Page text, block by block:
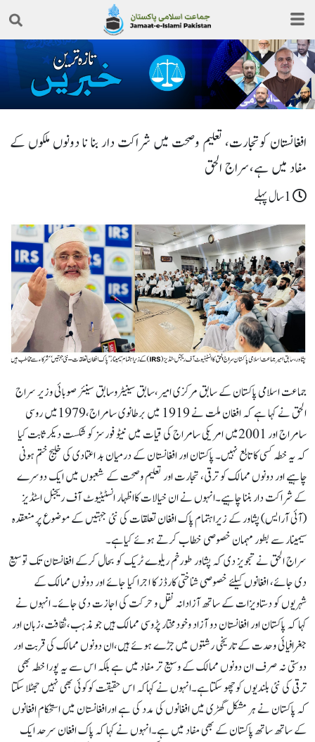
افغانستان کوتجارت، تعلیم وصحت میں شراکت دار بنا نا دونوں ملکوں کے
مفاد میں ہے،سراج الحق
جماعت اسلامی پاکستان کے سابق مرکزی امیر،سابق سینیٹروسابق سینئر صوبائی وزیر سراج
الحق نے کہا ہے کہ افغان ملت نے 1919 میں برطانوی سامراج،1979میں روسی
سامراج اور 2001میں امریکی سامراج کی قیات میں نیٹو فورسز کو شکست دیکر ثابت کیا
کہ یہ خطہ کسی کا تابع نہیں۔ پاکستان اور افغانستان کے درمیان بد اعتمادی کی خلیج ختم ہونی
چاہیے اور دونوں ممالک کو ترقی، تجارت اور تعلیم وصحت کے شعبوں میں ایک دوسرے
کے شراکت دار بننا چاہیے۔انہوں نے ان خیالات کااظہار انسٹیٹیوٹ آف ریجنل اسٹڈیز
(آئی آرایس) پشاور کے زیراہتمام پاک افغان تعلقات کی نئی جہتیں کے موضوع پر منعقدہ
سیمینار سے بطور مہمان خصوصی خطاب کرتے ہوئے کیاہے۔
سراج الحق نے تجویز دی کہ پشاور طورخم ریلوے ٹریک کو بحال کرکے افغانستان تک توسیع
دی جائے، افغانوں کیلئے خصوصی شناختی کارڈز کا اجرا کیا جائے اور دونوں ممالک کے
شہریوں کو دستاویزات کے ساتھ آزادانہ نقل و حرکت کی اجازت دی جائے۔ انہوں نے
کہا کہ پاکستان اور افغانستان دو آزاد وخودمختار پڑوسی ممالک ہیں جو مذہب،ثقافت،زبان اور
جغرافیائی وحدت کے تاریخی رشتوں میں جڑے ہوئے ہیں،ان دونوں ممالک کی قربت اور
دوستی نہ صرف ان دونوں ممالک کے وسیع تر مفاد میں ہے بلکہ اس سے یہ پورا خطہ بھی
ترقی کی نئی بلندیوں کوچھو سکتاہے۔انہوں نے کہاکہ اس حقیقت کوکوئی بھی نہیں جھٹلا سکتا
کہ پاکستان نے ہر مشکل گھڑی میں افغانوں کی مدد کی ہے اورافغانستان میں استحکام افغانوں
کے ساتھ ساتھ پاکستان کے بھی مفاد میں ہے۔انہوں نے کہا کہ پاک افغان سرحد ایک